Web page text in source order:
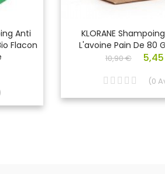
Anti
Flacon
KLORANE
L'avoine Pain De 80
10,90 €
(0